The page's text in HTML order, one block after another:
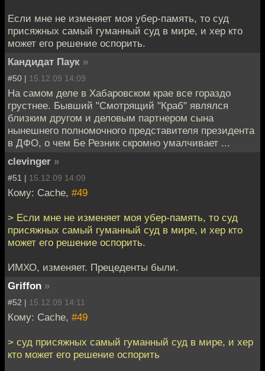
Если мне не изменяет моя убер-память, то суд
присяжных самый гуманный суд в мире, и хер кто
может его решение оспорить.
Кандидат Паук »
#50 | 15.12.09 14:09
На самом деле в Хабаровском крае все гораздо
грустнее. Бывший "Смотрящий "Краб" являлся
близким другом и деловым партнером сына
нынешнего полномочного представителя президента
в ДФО, о чем Бе Резник скромно умалчивает ...
clevinger »
#51 | 15.12.09 14:09
Кому: Cache, #49
> Если мне не изменяет моя убер-память, то суд
присяжных самый гуманный суд в мире, и хер кто
может его решение оспорить.
ИМХО, изменяет. Прецеденты были.
Griffon »
#52 | 15.12.09 14:11
Кому: Cache, #49
> суд присяжных самый гуманный суд в мире, и хер
кто может его решение оспорить